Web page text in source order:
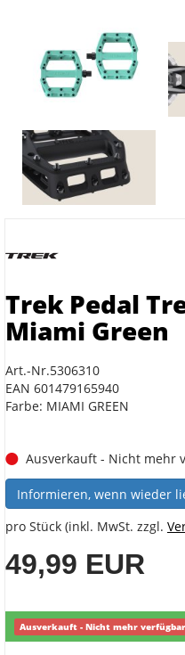
Trek Pedal
Miami Green
Art.-Nr.5306310
EAN 601479165940
Farbe: MIAMI GREEN
Ausverkauft - Nicht mehr
Informieren, wenn wieder
pro Stück (inkl. MwSt. zzgl.
49,99 EUR
Ausverkauft - Nicht mehr verfügbar